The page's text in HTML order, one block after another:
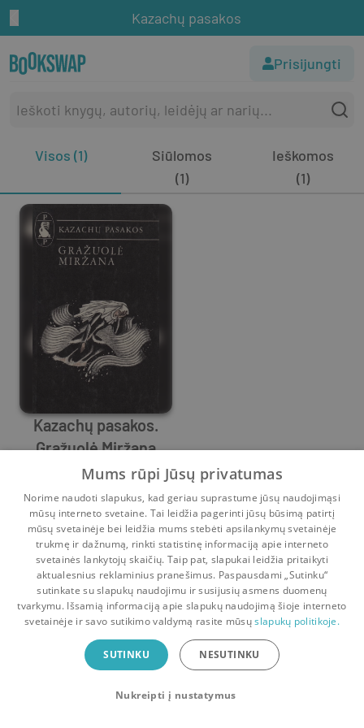
Kazachų pasakos
Prisijungti
Visos (1)
Siūlomos
(1)
Ieškomos
(1)
Kazachų pasakos.
Gražuolė Miržana
Kazachų pasakos
3 2
Pradinis Krepšelis Pokalbiai Pranešimai Paskyra
Bookswap programėlė
Mainykis knygomis dar patogiau!
Uždaryti
Mums rūpi Jūsų privatumas
Norime naudoti slapukus, kad geriau suprastume jūsų naudojimąsi
mūsų interneto svetaine. Tai leidžia pagerinti jūsų būsimą patirtį
mūsų svetainėje bei leidžia mums stebėti apsilankymų svetainėje
trukmę ir dažnumą, rinkti statistinę informaciją apie interneto
svetainės lankytojų skaičių. Taip pat, slapukai leidžia pritaikyti
aktualesnius reklaminius pranešimus. Paspausdami „Sutinku“
sutinkate su slapukų naudojimu ir susijusių asmens duomenų
tvarkymu. Išsamią informaciją apie slapukų naudojimą šioje interneto
svetainėje ir savo sutikimo valdymą rasite mūsųslapukų politikoje.
SUTINKU NESUTINKU
Nukreipti į nustatymus